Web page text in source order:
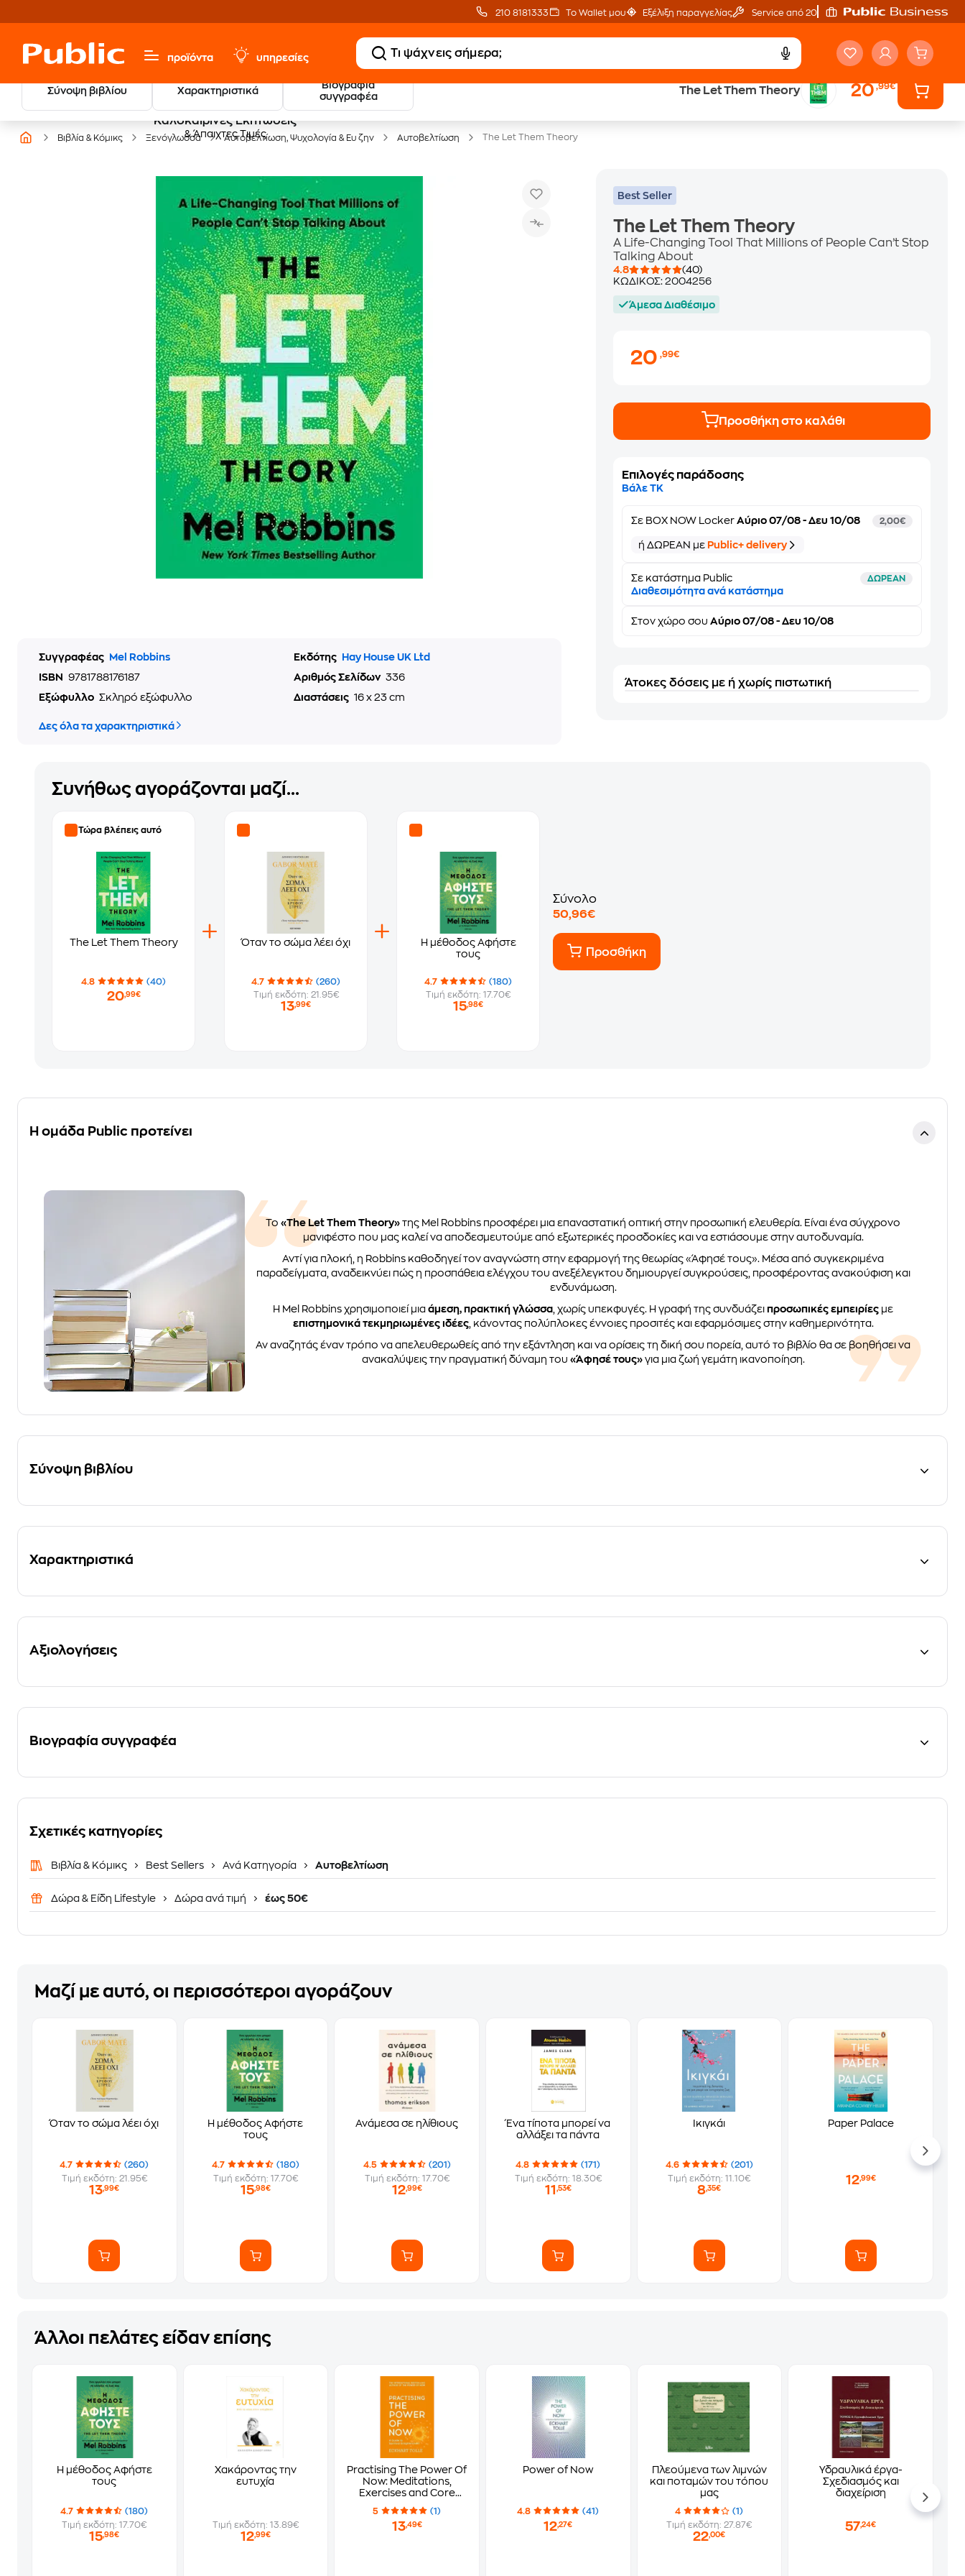
210 8181333 Το Wallet μου Εξέλιξη παραγγελίας Service από 20'
προϊόντα υπηρεσίες
Σύνοψη βιβλίου Χαρακτηριστικά
Βιογραφία
συγγραφέα
The Let Them Theory 20,99€
Καλοκαιρινές Εκπτώσεις
& Άπαιχτες Τιμές
20 € Public επιστροφή
με Snappi
Έλα στον κόσμο
Βιβλία & Κόμικς Ξενόγλωσσα Αυτοβελτίωση, Ψυχολογία & Ευ ζην Αυτοβελτίωση The Let Them Theory
Συγγραφέας Mel Robbins Εκδότης
Hay House UK Ltd
ISBN
9781788176187 Αριθμός Σελίδων 336
Εξώφυλλο Σκληρό εξώφυλλο Διαστάσεις 16 x 23 cm
Δες όλα τα χαρακτηριστικά
Best Seller
The Let Them Theory
A Life-Changing Tool That Millions of People Can’t Stop
Talking About
4.8
(40)
ΚΩΔΙΚΟΣ:2004256
Άμεσα Διαθέσιμο
20,99€
Προσθήκη στο καλάθι
Επιλογές παράδοσης
Βάλε ΤΚ
Σε BOX NOW Locker Αύριο 07/08 - Δευ 10/08 2,00€
ή ΔΩΡΕΑΝ με Public+ delivery
Σε κατάστημα Public ΔΩΡΕΑΝ
Διαθεσιμότητα ανά κατάστημα
Στονχώρο σου Αύριο 07/08 - Δευ 10/08
Άτοκες δόσεις με ή χωρίς πιστωτική
Συνήθως αγοράζονται μαζί...
Τώρα βλέπεις αυτό
The Let Them Theory
4.8 (40)
20,99€
Όταν το σώμα λέει όχι
4.7
(260)
Τιμή εκδότη: 21.95€
13,99€
Η μέθοδος Αφήστε
τους
4.7
(180)
Τιμή εκδότη: 17.70€
15,98€
Σύνολο
50,96€
Προσθήκη
Η ομάδα Public προτείνει
Το «The Let Them Theory» της Mel Robbins προσφέρει μια επαναστατική οπτική στην προσωπική ελευθερία. Είναι ένα σύγχρονο
μανιφέστο που μας καλεί να αποδεσμευτούμε από εξωτερικές προσδοκίες και να εστιάσουμε στην αυτοδυναμία.
Αντί για πλοκή, η Robbins καθοδηγεί τον αναγνώστη στην εφαρμογή της θεωρίας «Άφησέ τους». Μέσα από συγκεκριμένα
παραδείγματα, αναδεικνύει πώς η προσπάθεια ελέγχου του ανεξέλεγκτου δημιουργεί συγκρούσεις, προσφέροντας ανακούφιση και
ενδυνάμωση.
Η Mel Robbins χρησιμοποιεί μια άμεση, πρακτική γλώσσα , χωρίς υπεκφυγές. Η γραφή της συνδυάζει προσωπικές εμπειρίες με
επιστημονικά τεκμηριωμένες ιδέες, κάνοντας πολύπλοκες έννοιες προσιτές και εφαρμόσιμες στην καθημερινότητα.
Αν αναζητάς έναν τρόπο να απελευθερωθείς από την εξάντληση και να ορίσεις τη δική σου πορεία, αυτό το βιβλίο θα σε βοηθήσει να
ανακαλύψεις την πραγματική δύναμη του «Άφησέ τους»για μια ζωή γεμάτη ικανοποίηση.
Σύνοψη βιβλίου
Χαρακτηριστικά
Αξιολογήσεις
Βιογραφία συγγραφέα
Σχετικές κατηγορίες
Βιβλία & Κόμικς Best Sellers Ανά Κατηγορία Αυτοβελτίωση
Δώρα & Είδη Lifestyle Δώρα ανά τιμή έως 50€
Μαζί με αυτό, οι περισσότεροι αγοράζουν
Όταν το σώμα λέει όχι
4.7
(260)
Τιμή εκδότη: 21.95€
13,99€
Η μέθοδος Αφήστε
τους
4.7
(180)
Τιμή εκδότη: 17.70€
15,98€
Ανάμεσα σε ηλίθιους
4.5
(201)
Τιμή εκδότη: 17.70€
12,99€
Ένα τίποτα μπορεί να
αλλάξει τα πάντα
4.8
(171)
Τιμή εκδότη: 18.30€
11 ,53€
Ικιγκάι
4.6
(201)
Τιμή εκδότη: 11.10€
8,35€
Paper Palace
12,99€
Άλλοι πελάτες είδαν επίσης
Η μέθοδος Αφήστε
τους
4.7
(180)
Τιμή εκδότη: 17.70€
15,98€
Χακάροντας την
ευτυχία
Τιμή εκδότη: 13.89€
12,99€
Practising The Power Of
Now: Meditations,
Exercises and Core
Teachings from The
Power of Now
5 (1)
13,49€
Power of Now
4.8 (41)
12,27€
Πλεούμενα των λιμνών
και ποταμών του τόπου
μας
4
(1)
Τιμή εκδότη: 27.87€
22,00€
Υδραυλικά έργα-
Σχεδιασμός και
διαχείριση
57,24€